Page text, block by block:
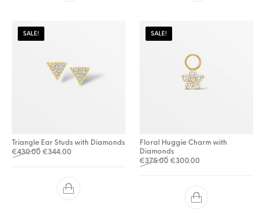
SALE!
Triangle Ear Studs with Diamonds
€430.00 Oorspronkelijke prijs was: €430.00.
€344.00 Huidige prijs is: €344.00.
SALE!
Floral Huggie Charm with
Diamonds
€375.00 Oorspronkelijke prijs was:
€300.00